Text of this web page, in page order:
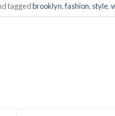
taggedbrooklyn,fashion, style,